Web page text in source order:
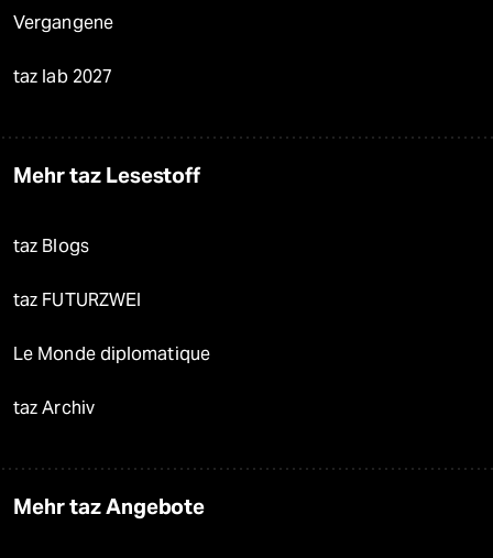
Vergangene
taz lab 2027
Mehr taz Lesestoff
taz Blogs
taz FUTURZWEI
Le Monde diplomatique
taz Archiv
Mehr taz Angebote